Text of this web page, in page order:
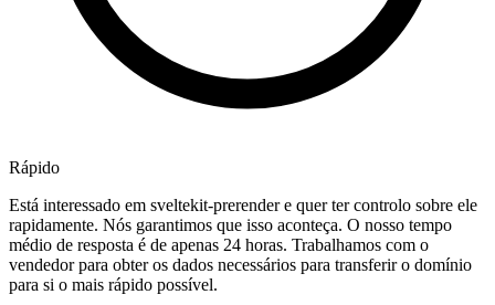
Rápido
Está interessado em sveltekit-prerender e quer ter controlo sobre ele
rapidamente. Nós garantimos que isso aconteça. O nosso tempo
médio de resposta é de apenas 24 horas. Trabalhamos com o
vendedor para obter os dados necessários para transferir o domínio
para si o mais rápido possível.